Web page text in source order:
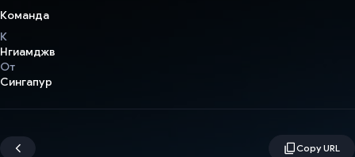
Команда
К
Нгиамджв
От
Сингапур